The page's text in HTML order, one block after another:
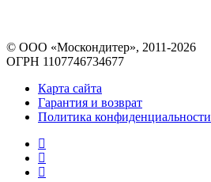
© ООО «Москондитер», 2011-2026
ОГРН 1107746734677
Карта сайта
Гарантия и возврат
Политика конфиденциальности